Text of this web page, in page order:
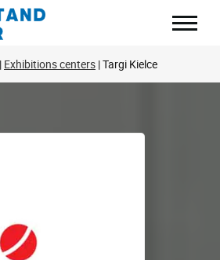
Exhibitions centers Targi Kielce